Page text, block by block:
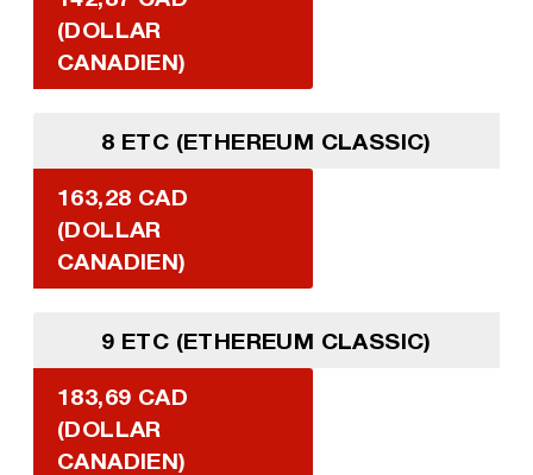
(DOLLAR
CANADIEN)
8 ETC (ETHEREUM CLASSIC)
163,28 CAD
(DOLLAR
CANADIEN)
9 ETC (ETHEREUM CLASSIC)
183,69 CAD
(DOLLAR
CANADIEN)